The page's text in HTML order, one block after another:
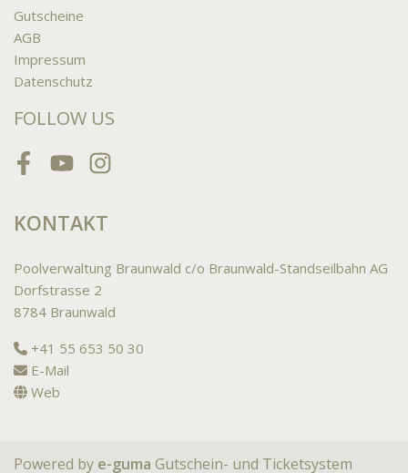
Gutscheine
AGB
Impressum
Datenschutz
FOLLOW US
FacebookYoutubeInstagram
KONTAKT
Poolverwaltung Braunwald c/o Braunwald-Standseilbahn AG
Dorfstrasse 2
8784 Braunwald
+41 55 653 50 30
E-Mail
Web
Powered by e-guma Gutschein- und Ticketsystem